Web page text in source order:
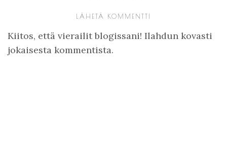
LÄHETÄ KOMMENTTI
Kiitos, että vierailit blogissani! Ilahdun kovasti
jokaisesta kommentista.